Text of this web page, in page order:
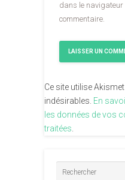
dans le navigateur
commentaire.
Ce site utilise
indésirables. En
les données de vos
traitées.